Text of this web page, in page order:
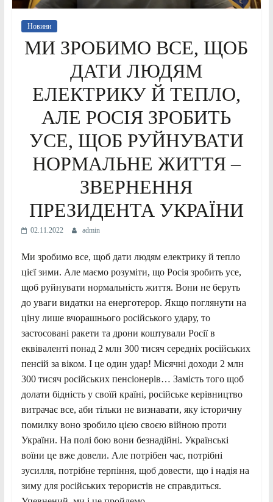
Новини
МИ ЗРОБИМО ВСЕ, ЩОБ
ДАТИ ЛЮДЯМ
ЕЛЕКТРИКУ Й ТЕПЛО,
АЛЕ РОСІЯ ЗРОБИТЬ
УСЕ, ЩОБ РУЙНУВАТИ
НОРМАЛЬНЕ ЖИТТЯ –
ЗВЕРНЕННЯ
ПРЕЗИДЕНТА УКРАЇНИ
02.11.2022 admin
Ми зробимо все, щоб дати людям електрику й тепло
цієї зими. Але маємо розуміти, що Росія зробить усе,
щоб руйнувати нормальність життя. Вони не беруть
до уваги видатки на енерготерор. Якщо поглянути на
ціну лише вчорашнього російського удару, то
застосовані ракети та дрони коштували Росії в
еквіваленті понад 2 млн 300 тисяч середніх російських
пенсій за віком. І це один удар! Місячні доходи 2 млн
300 тисяч російських пенсіонерів… Замість того щоб
долати бідність у своїй країні, російське керівництво
витрачає все, аби тільки не визнавати, яку історичну
помилку воно зробило цією своєю війною проти
України. На полі бою вони безнадійні. Українські
воїни це вже довели. Але потрібен час, потрібні
зусилля, потрібне терпіння, щоб довести, що і надія на
зиму для російських терористів не справдиться.